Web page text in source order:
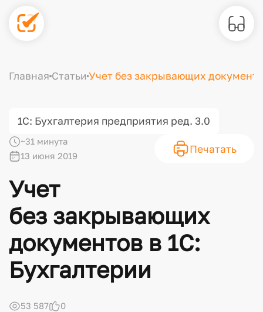
Главная Статьи Учет без закрывающих
1С: Бухгалтерия предприятия ред. 3.0
~31 минута
13 июня 2019
Печатать
Учет
без закрывающих
документов в 1С:
Бухгалтерии
53 587 0